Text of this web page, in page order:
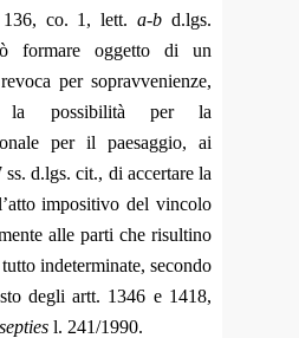
co. 1, lett.a-b d.lgs.
formare oggetto di un
per sopravvenienze,
la possibilità per la
per il paesaggio, ai
d.lgs. cit., di accertare la
impositivo del vincolo
alle parti che risultino
indeterminate, secondo
degli artt. 1346 e 1418,
septies l. 241/1990.